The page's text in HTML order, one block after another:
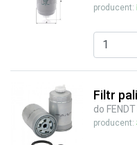
producent:
Filtr
do
producent: